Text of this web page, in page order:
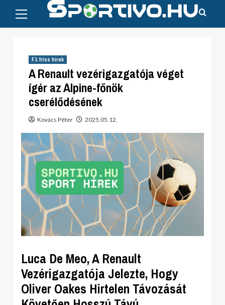
content
Menu
F1 friss hírek
A Renault vezérigazgatója véget
ígér az Alpine-főnök
cserélődésének
Kovács Péter 2025.05.12.
Luca De Meo, A Renault
Vezérigazgatója Jelezte, Hogy
Oliver Oakes Hirtelen Távozását